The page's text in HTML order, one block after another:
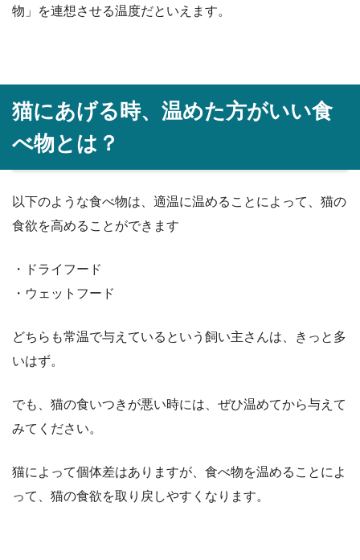
物」を連想させる温度だといえます。
猫にあげる時、温めた方がいい食
べ物とは？
以下のような食べ物は、適温に温めることによって、猫の
食欲を高めることができます
・ドライフード
・ウェットフード
どちらも常温で与えているという飼い主さんは、きっと多
いはず。
でも、猫の食いつきが悪い時には、ぜひ温めてから与えて
みてください。
猫によって個体差はありますが、食べ物を温めることによ
って、猫の食欲を取り戻しやすくなります。